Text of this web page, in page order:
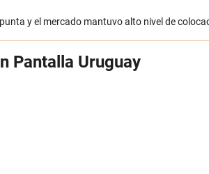
y el mercado mantuvo alto nivel de
Pantalla Uruguay